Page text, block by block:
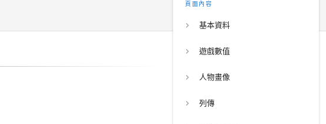
頁面內容
基本資料
遊戲數值
人物畫像
列傳